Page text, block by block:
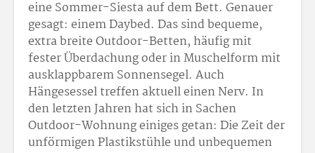
eine Sommer-Siesta auf dem Bett. Genauer
gesagt: einem Daybed. Das sind bequeme,
extra breite Outdoor-Betten, häufig mit
fester Überdachung oder in Muschelform mit
ausklappbarem Sonnensegel. Auch
Hängesessel treffen aktuell einen Nerv. In
den letzten Jahren hat sich in Sachen
Outdoor-Wohnung einiges getan: Die Zeit der
unförmigen Plastikstühle und unbequemen